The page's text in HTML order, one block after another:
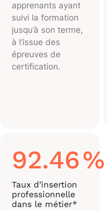
apprenants ayant
suivi la formation
jusqu’à son terme,
à l’issue des
épreuves de
certification.
92.46%
Taux d’insertion
professionnelle
dans le métier*